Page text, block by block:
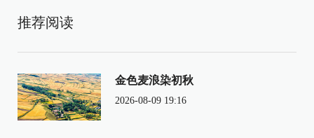
推荐阅读
金色麦浪染初秋
2026-08-09 19:16